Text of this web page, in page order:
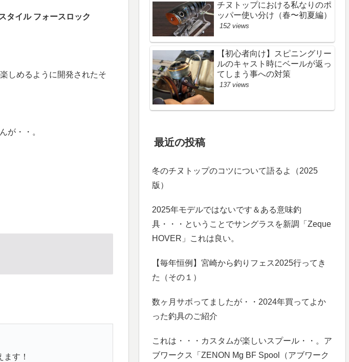
タイル フォースロック
しめるように開発されたそ
が・・。
す！
チヌトップにおける私なりのポ
ッパー使い分け（春〜初夏編）
152 views
【初心者向け】スピニングリー
ルのキャスト時にベールが返っ
てしまう事への対策
137 views
最近の投稿
冬のチヌトップのコツについて語るよ（2025
版）
2025年モデルではないです＆ある意味釣
具・・・ということでサングラスを新調「Zeque
HOVER」これは良い。
【毎年恒例】宮崎から釣りフェス2025行ってき
た（その１）
数ヶ月サボってましたが・・2024年買ってよか
った釣具のご紹介
これは・・・カスタムが楽しいスプール・・。ア
ブワークス「ZENON Mg BF Spool（アブワーク